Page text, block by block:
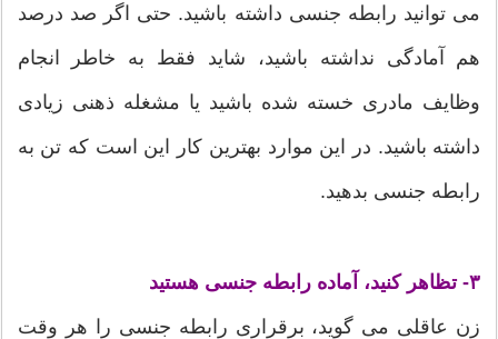
می توانید رابطه جنسی داشته باشید. حتی اگر صد درصد
هم آمادگی نداشته باشید، شاید فقط به خاطر انجام
وظایف مادری خسته شده باشید یا مشغله ذهنی زیادی
داشته باشید. در این موارد بهترین کار این است که تن به
رابطه جنسی بدهید.
۳- تظاهر کنید، آماده رابطه جنسی هستید
زن عاقلی می گوید، برقراری رابطه جنسی را هر وقت